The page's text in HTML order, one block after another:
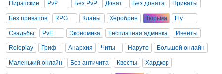
Пиратские PvP Без PvP Донат Без доната Приваты
Без приватов RPG Кланы Херобрин Тюрьма Fly
Свадьбы PvE Экономика Бесплатная админка Ивенты
Roleplay Гриф Анархия Читы Наруто Большой онлайн
Маленький онлайн Без античита Квесты Хардкор